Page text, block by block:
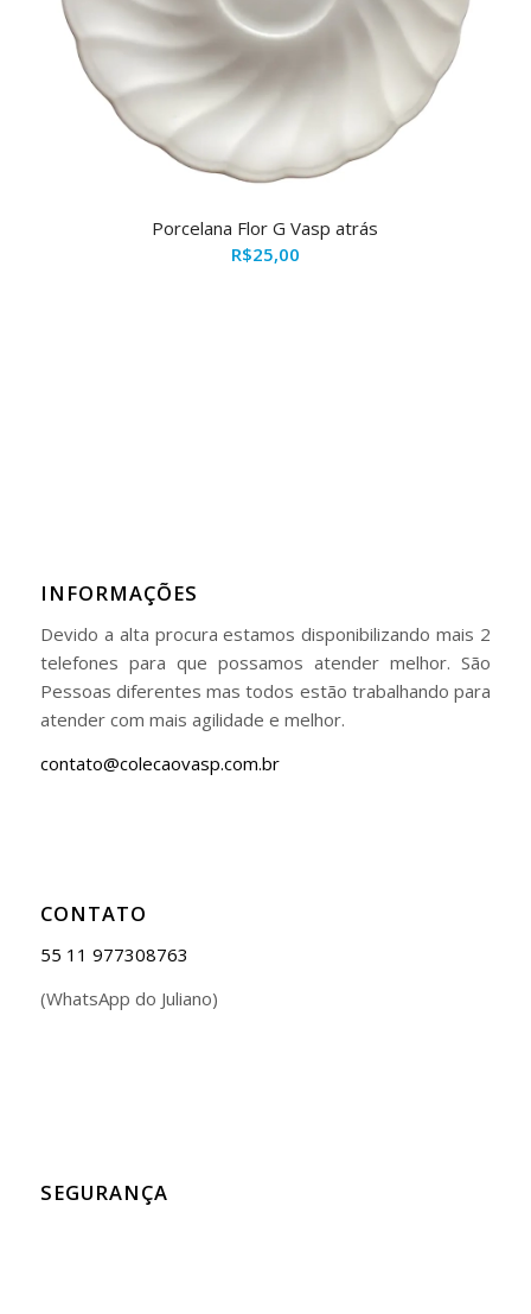
Porcelana Flor G Vasp atrás
R$25,00
INFORMAÇÕES
Devido a alta procura estamos disponibilizando mais 2
telefones para que possamos atender melhor. São
Pessoas diferentes mas todos estão trabalhando para
atender com mais agilidade e melhor.
contato@colecaovasp.com.br
CONTATO
55 11 977308763
(WhatsApp do Juliano)
SEGURANÇA